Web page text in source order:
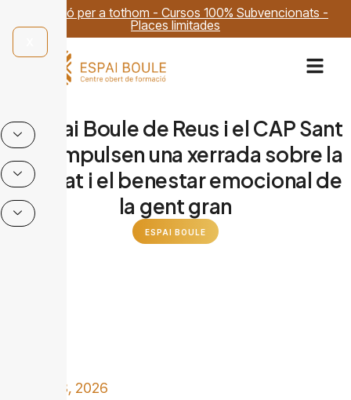
Formació per a tothom - Cursos 100% Subvencionats -
Places limitades
L’Espai Boule de Reus i el CAP Sant
Pere impulsen una xerrada sobre la
soledat i el benestar emocional de
la gent gran
ESPAI BOULE
MARÇ 13, 2026